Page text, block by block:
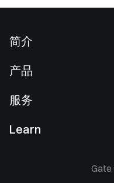
简介
新闻中心
产品
现货交易
服务
Learn
Gate